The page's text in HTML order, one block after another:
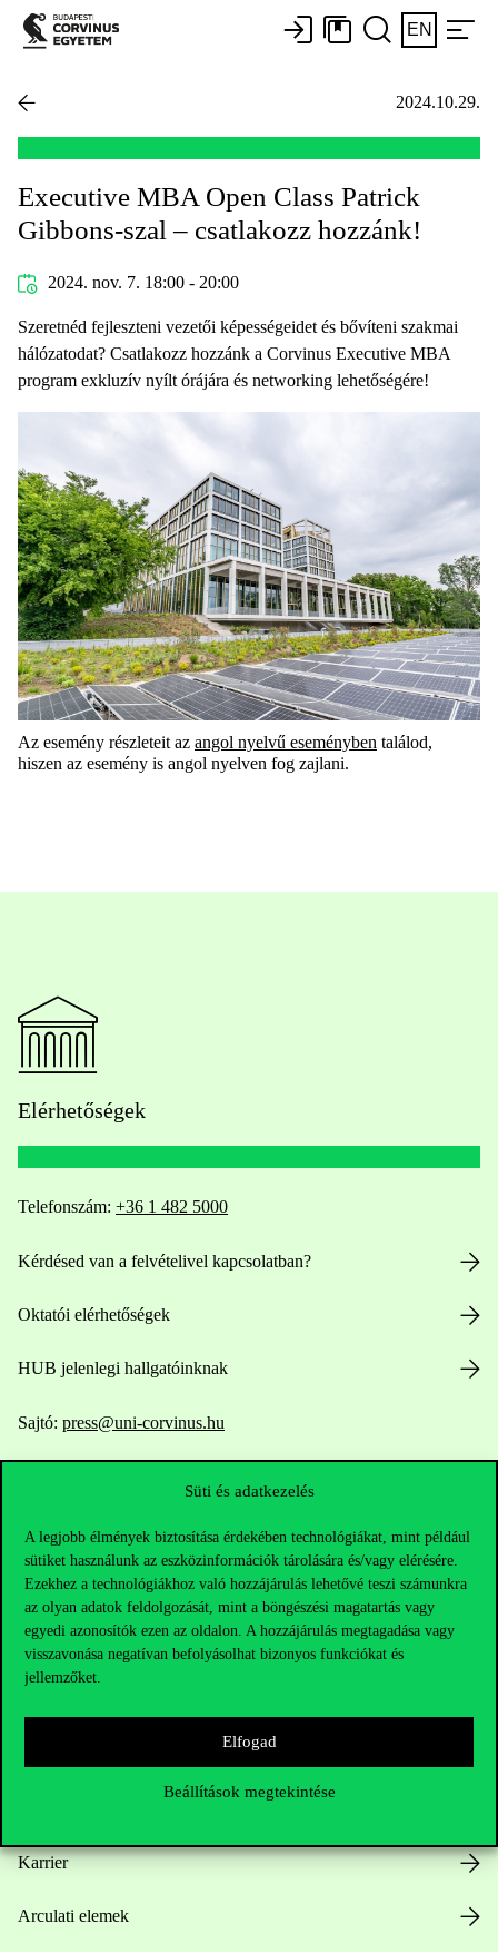
Süti és adatkezelés
A legjobb élmények biztosítása érdekében technológiákat, mint például
sütiket használunk az eszközinformációk tárolására és/vagy elérésére.
Ezekhez a technológiákhoz való hozzájárulás lehetővé teszi számunkra
az olyan adatok feldolgozását, mint a böngészési magatartás vagy
egyedi azonosítók ezen az oldalon. A hozzájárulás megtagadása vagy
visszavonása negatívan befolyásolhat bizonyos funkciókat és
jellemzőket.
Elfogad
Beállítások megtekintése
EN
2024.10.29.
Executive MBA Open Class Patrick
Gibbons-szal – csatlakozz hozzánk!
2024. nov. 7. 18:00 - 20:00
Szeretnéd fejleszteni vezetői képességeidet és bővíteni szakmai
hálózatodat? Csatlakozz hozzánk a Corvinus Executive MBA
program exkluzív nyílt órájára és networking lehetőségére!
Az esemény részleteit az angol nyelvű eseményben találod,
hiszen az esemény is angol nyelven fog zajlani.
Elérhetőségek
Telefonszám: +36 1 482 5000
Kérdésed van a felvételivel kapcsolatban?
Oktatói elérhetőségek
HUB jelenlegi hallgatóinknak
Sajtó: press@uni-corvinus.hu
Hasznos linkek
Karrier
Arculati elemek